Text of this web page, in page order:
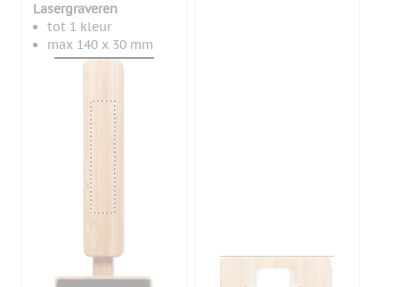
Lasergraveren
tot 1 kleur
max 140 x 30 mm